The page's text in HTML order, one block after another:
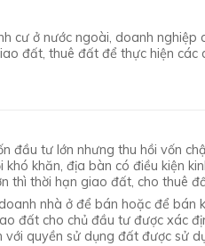
cư ở nước ngoài, doanh nghiệp
đất, thuê đất để thực hiện các
đầu tư lớn nhưng thu hồi vốn
khó khăn, địa bàn có điều kiện
thì thời hạn giao đất, cho thuê
nhà ở để bán hoặc để bán
đất cho chủ đầu tư được xác
với quyền sử dụng đất được sử